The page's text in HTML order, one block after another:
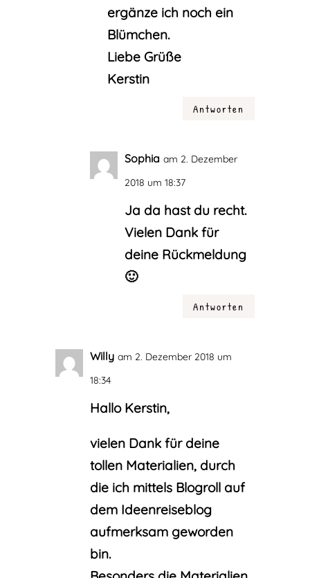
ergänze ich noch ein
Blümchen.
Liebe Grüße
Kerstin
Antworten
Sophia am 2. Dezember
2018 um 18:37
Ja da hast du recht.
Vielen Dank für
deine Rückmeldung
🙂
Antworten
Willy am 2. Dezember 2018 um
18:34
Hallo Kerstin,
vielen Dank für deine
tollen Materialien, durch
die ich mittels Blogroll auf
dem Ideenreiseblog
aufmerksam geworden
bin.